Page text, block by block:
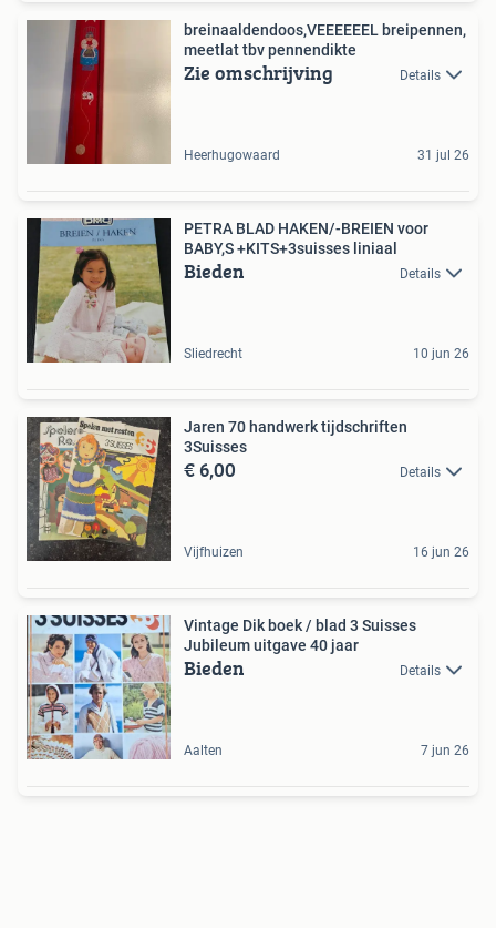
breinaaldendoos,VEEEEEEL breipennen,
meetlat tbv pennendikte
Zie omschrijving Details
Heerhugowaard 31 jul 26
PETRA BLAD HAKEN/-BREIEN voor
BABY,S +KITS+3suisses liniaal
Bieden Details
Sliedrecht 10 jun 26
Jaren 70 handwerk tijdschriften
3Suisses
€ 6,00 Details
Vijfhuizen 16 jun 26
Vintage Dik boek / blad 3 Suisses
Jubileum uitgave 40 jaar
Bieden Details
Aalten 7 jun 26